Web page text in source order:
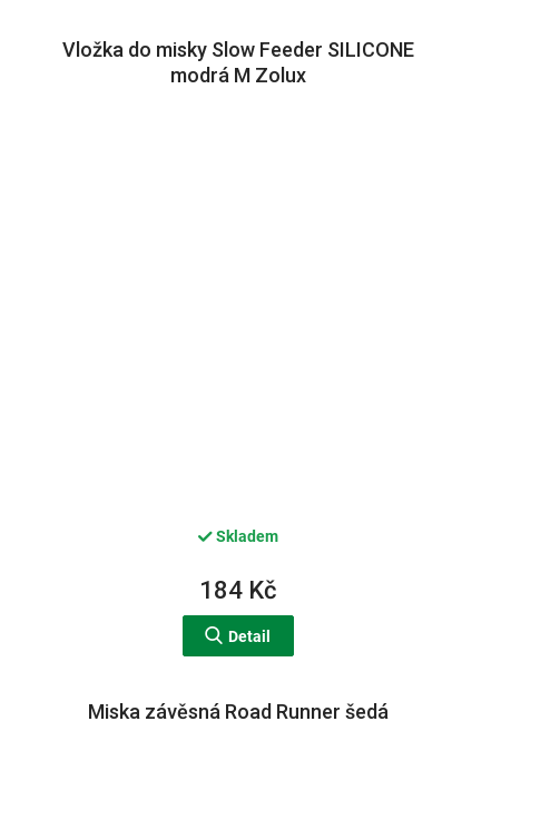
Vložka do misky Slow Feeder SILICONE
modrá M Zolux
Skladem
184 Kč
Detail
Miska závěsná Road Runner šedá